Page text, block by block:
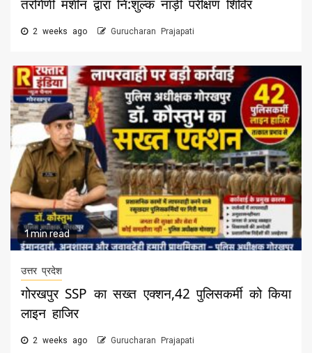
तरंगिणी मशीन द्वारा नि:शुल्क नाड़ी परीक्षण शिविर
2 weeks ago Gurucharan Prajapati
1 min read
उत्तर प्रदेश
गोरखपुर SSP का सख्त एक्शन,42 पुलिसकर्मी को किया
लाइन हाजिर
2 weeks ago Gurucharan Prajapati